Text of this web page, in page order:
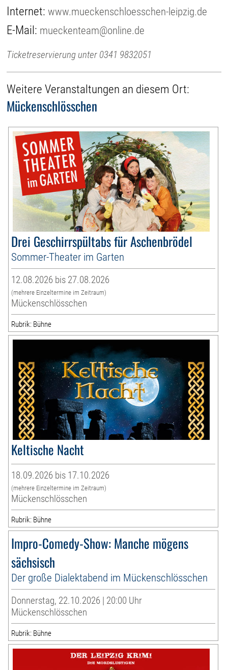
Internet:www.mueckenschloesschen-leipzig.de
E-Mail: mueckenteam@online.de
Ticketreservierung unter 0341 9832051
Weitere Veranstaltungen an diesem Ort:
Mückenschlösschen
Drei Geschirrspültabs für Aschenbrödel
Sommer-Theater im Garten
12.08.2026 bis 27.08.2026
(mehrere Einzeltermine im Zeitraum)
Mückenschlösschen
Rubrik: Bühne
Keltische Nacht
18.09.2026 bis 17.10.2026
(mehrere Einzeltermine im Zeitraum)
Mückenschlösschen
Rubrik: Bühne
Impro-Comedy-Show: Manche mögens
sächsisch
Der große Dialektabend im Mückenschlösschen
Donnerstag, 22.10.2026 | 20:00 Uhr
Mückenschlösschen
Rubrik: Bühne